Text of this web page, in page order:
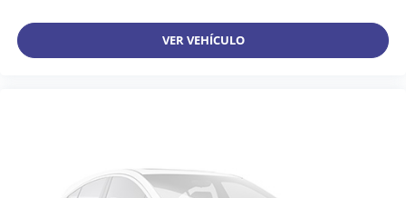
VER VEHÍCULO